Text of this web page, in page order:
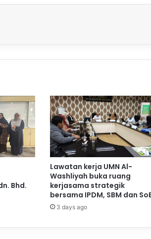
Bhd.
Lawatan kerja UMN Al-
Washliyah buka ruang
kerjasama strategik
bersama IPDM, SBM dan
3 days ago